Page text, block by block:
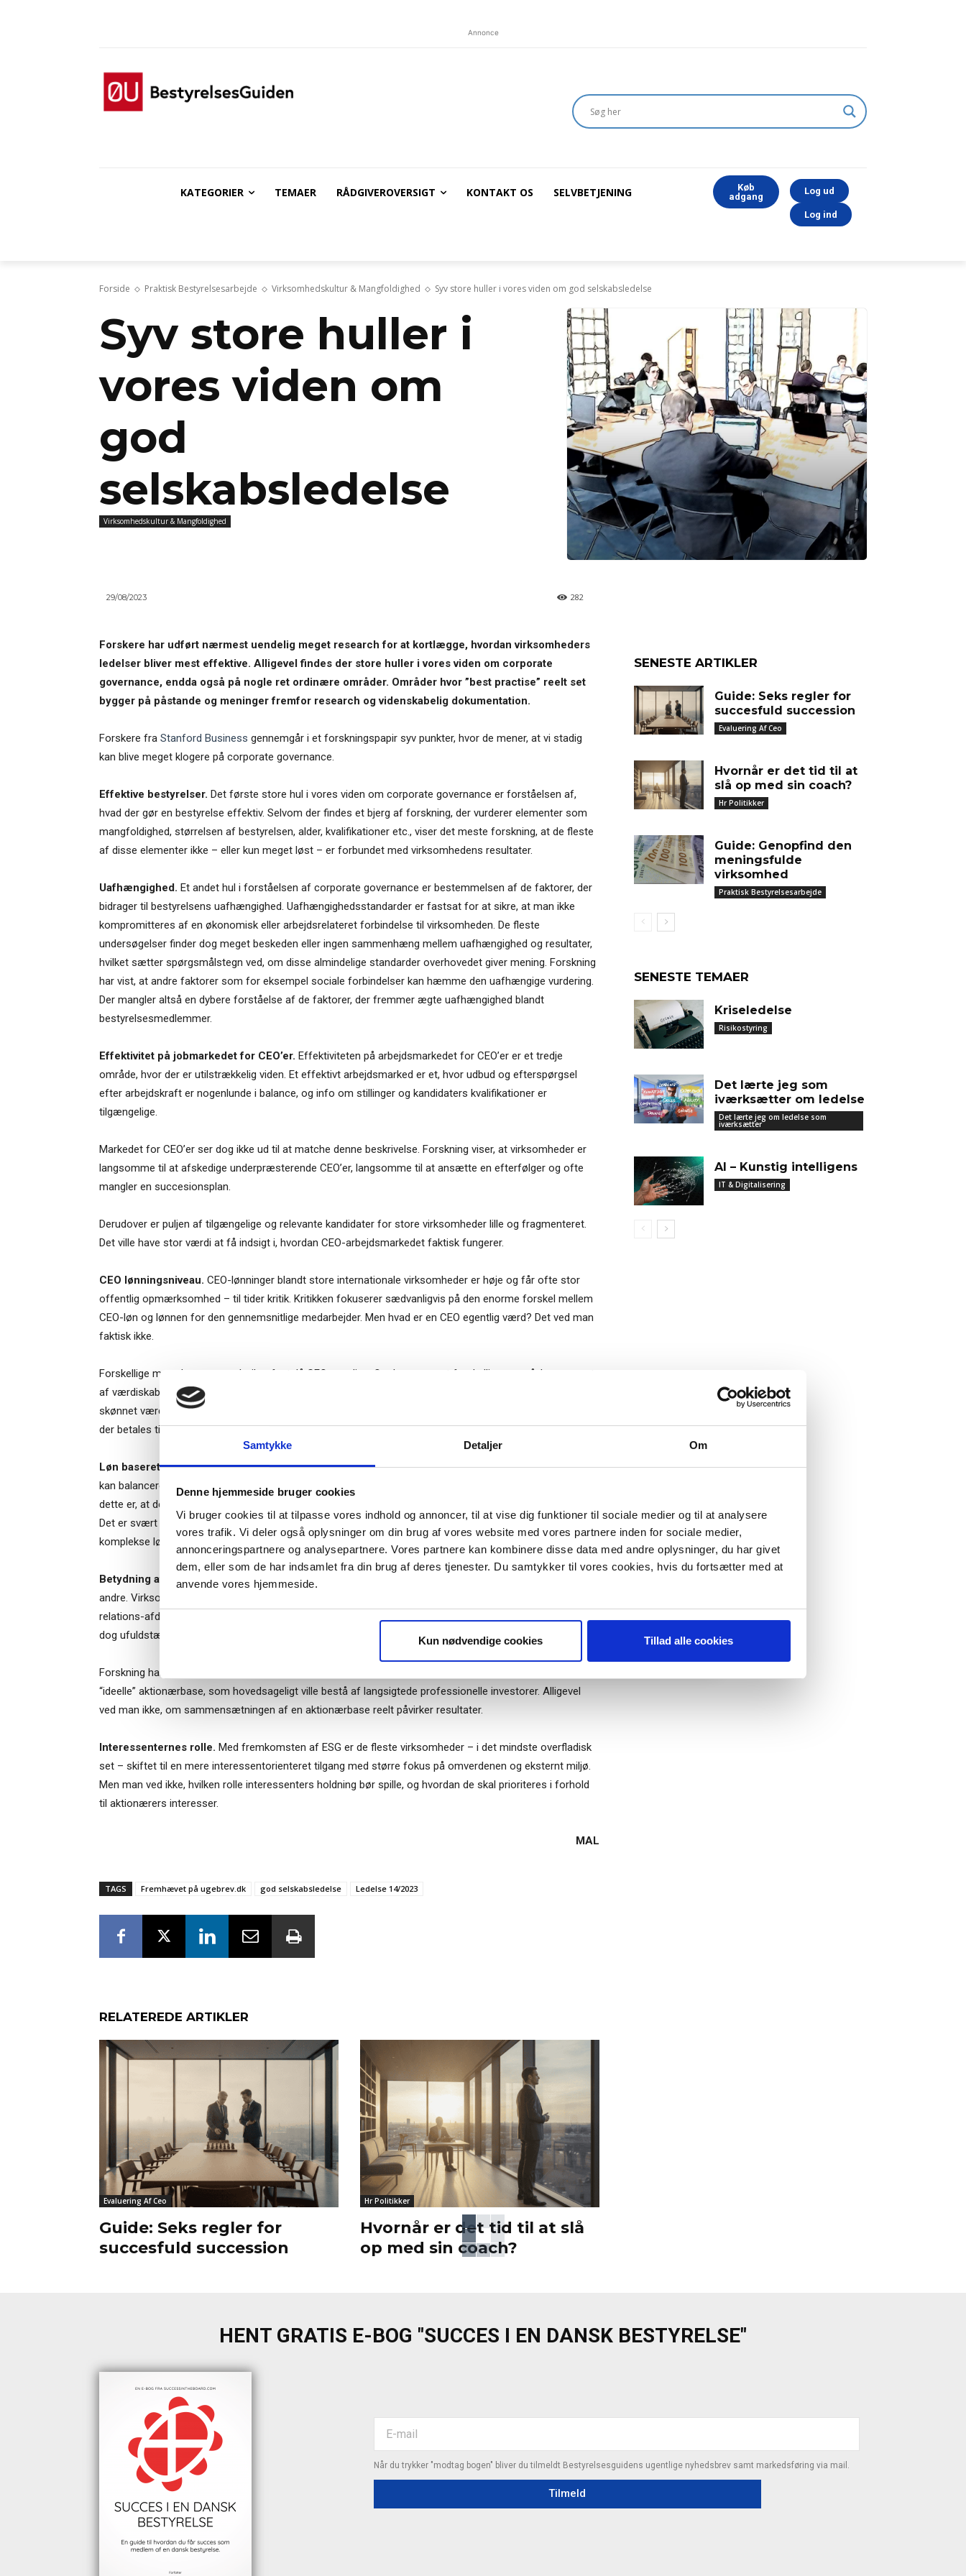
Samtykke Detaljer Om
Denne hjemmeside bruger cookies
Vi bruger cookies til at tilpasse vores indhold og annoncer, til at vise dig funktioner til sociale medier og til at analysere
vores trafik. Vi deler også oplysninger om din brug af vores website med vores partnere inden for sociale medier,
annonceringspartnere og analysepartnere. Vores partnere kan kombinere disse data med andre oplysninger, du har givet
dem, eller som de har indsamlet fra din brug af deres tjenester. Du samtykker til vores cookies, hvis du fortsætter med at
anvende vores hjemmeside.
Kun nødvendige cookies Tillad alle cookies
Annonce
KATEGORIER TEMAER RÅDGIVEROVERSIGT KONTAKT OS SELVBETJENING
Køb
adgang
Log ud
Log ind
Forside Praktisk Bestyrelsesarbejde Virksomhedskultur & Mangfoldighed Syv store huller i vores viden om god selskabsledelse
Syv store huller i
vores viden om
god
selskabsledelse
Virksomhedskultur & Mangfoldighed
29/08/2023 282
Forskere har udført nærmest uendelig meget research for at kortlægge, hvordan virksomheders
ledelser bliver mest effektive. Alligevel findes der store huller i vores viden om corporate
governance, endda også på nogle ret ordinære områder. Områder hvor ”best practise” reelt set
bygger på påstande og meninger fremfor research og videnskabelig dokumentation.
Forskere fra Stanford Business gennemgår i et forskningspapir syv punkter, hvor de mener, at vi stadig
kan blive meget klogere på corporate governance.
Effektive bestyrelser. Det første store hul i vores viden om corporate governance er forståelsen af,
hvad der gør en bestyrelse effektiv. Selvom der findes et bjerg af forskning, der vurderer elementer som
mangfoldighed, størrelsen af bestyrelsen, alder, kvalifikationer etc., viser det meste forskning, at de fleste
af disse elementer ikke – eller kun meget løst – er forbundet med virksomhedens resultater.
Uafhængighed. Et andet hul i forståelsen af corporate governance er bestemmelsen af de faktorer, der
bidrager til bestyrelsens uafhængighed. Uafhængighedsstandarder er fastsat for at sikre, at man ikke
kompromitteres af en økonomisk eller arbejdsrelateret forbindelse til virksomheden. De fleste
undersøgelser finder dog meget beskeden eller ingen sammenhæng mellem uafhængighed og resultater,
hvilket sætter spørgsmålstegn ved, om disse almindelige standarder overhovedet giver mening. Forskning
har vist, at andre faktorer som for eksempel sociale forbindelser kan hæmme den uafhængige vurdering.
Der mangler altså en dybere forståelse af de faktorer, der fremmer ægte uafhængighed blandt
bestyrelsesmedlemmer.
Effektivitet på jobmarkedet for CEO’er. Effektiviteten på arbejdsmarkedet for CEO’er er et tredje
område, hvor der er utilstrækkelig viden. Et effektivt arbejdsmarked er et, hvor udbud og efterspørgsel
efter arbejdskraft er nogenlunde i balance, og info om stillinger og kandidaters kvalifikationer er
tilgængelige.
Markedet for CEO’er ser dog ikke ud til at matche denne beskrivelse. Forskning viser, at virksomheder er
langsomme til at afskedige underpræsterende CEO’er, langsomme til at ansætte en efterfølger og ofte
mangler en succesionsplan.
Derudover er puljen af tilgængelige og relevante kandidater for store virksomheder lille og fragmenteret.
Det ville have stor værdi at få indsigt i, hvordan CEO-arbejdsmarkedet faktisk fungerer.
CEO lønningsniveau. CEO-lønninger blandt store internationale virksomheder er høje og får ofte stor
offentlig opmærksomhed – til tider kritik. Kritikken fokuserer sædvanligvis på den enorme forskel mellem
CEO-løn og lønnen for den gennemsnitlige medarbejder. Men hvad er en CEO egentlig værd? Det ved man
faktisk ikke.
Forskellige metoder er anvendt til at fastslå CEO-værdien. Og der er meget forskellige syn på, hvor meget
af værdiskabelsen, CEO’en kan tilskrives. Noget forskning tilskriver CEO’en så lidt som tre pct. af en
skønnet værdiskabelse, mens andre vurderer så højt som 40 pct. Så til trods for de meget store lønbeløb,
der betales til CEO’er, ved man ikke hvilket lønningsniveau, der rent faktisk er passende.
Løn baseret på præstation.Endnu et hul i vores viden om corporate governance er, hvordan man bedst
kan balancere løn og præstation. Der er mange måder at sammensætte løn på i dag, og resultatet af
dette er, at den moderne kompensationskontrakt er en forvirrende mosaik af forskellige valgmuligheder.
Det er svært at sige, om kompleksitet øger eller muligvis mindsker incitamentet til at præstere, og om
komplekse lønprogrammer styrker eller svækker interessefællesskabet mellem topledere og aktionærer.
Betydning af aktionærbase.Det sjette hul i vores viden handler om, at visse aktionærer er “bedre” end
andre. Virksomheder lægger betydelig vægt på sammensætningen af deres aktionærbase og har investor
relations-afdelinger for at tilgodese dem. Den viden, der findes om aktionærers påvirkning af selskabet, er
dog ufuldstændig.
Forskning har vist, at virksomheder tror, at deres aktiekurs ville være højere, hvis de kunne tiltrække deres
“ideelle” aktionærbase, som hovedsageligt ville bestå af langsigtede professionelle investorer. Alligevel
ved man ikke, om sammensætningen af en aktionærbase reelt påvirker resultater.
Interessenternes rolle. Med fremkomsten af ESG er de fleste virksomheder – i det mindste overfladisk
set – skiftet til en mere interessentorienteret tilgang med større fokus på omverdenen og eksternt miljø.
Men man ved ikke, hvilken rolle interessenters holdning bør spille, og hvordan de skal prioriteres i forhold
til aktionærers interesser.
MAL
TAGS Fremhævet på ugebrev.dk god selskabsledelse Ledelse 14/2023
RELATEREDE ARTIKLER
Evaluering Af Ceo
Guide: Seks regler for
succesfuld succession
Hr Politikker
Hvornår er det tid til at slå
op med sin coach?
SENESTE ARTIKLER
Guide: Seks regler for
succesfuld succession
Evaluering Af Ceo
Hvornår er det tid til at
slå op med sin coach?
Hr Politikker
Guide: Genopfind den
meningsfulde
virksomhed
Praktisk Bestyrelsesarbejde
SENESTE TEMAER
Kriseledelse
Risikostyring
Det lærte jeg som
iværksætter om ledelse
Det lærte jeg om ledelse som
iværksætter
AI – Kunstig intelligens
IT & Digitalisering
HENT GRATIS E-BOG "SUCCES I EN DANSK BESTYRELSE"
Når du trykker "modtag bogen" bliver du tilmeldt Bestyrelsesguidens ugentlige nyhedsbrev samt markedsføring via mail.
Tilmeld
– og modtag Ole Borchs bog
“Succes i en dansk bestyrelse”
Når du trykker "modtag bogen" bliver du tilmeldt